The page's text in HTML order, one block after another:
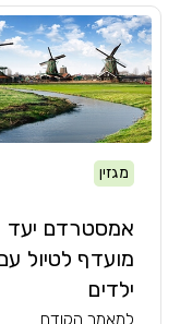
מגזין
אמסטרדם יעד
מועדף לטיול
ילדים
למאמר הקודם